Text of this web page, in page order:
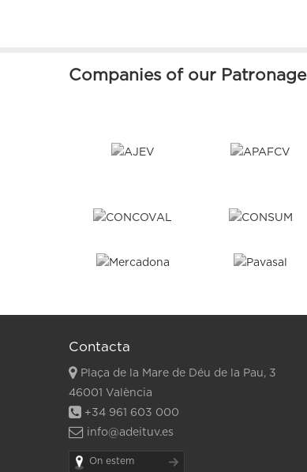
Companies of our Patronage
Contacta
Plaça de la Mare de Déu de la Pau, 3
46001 València
+34 961 603 000
info@adeituv.es
On estem